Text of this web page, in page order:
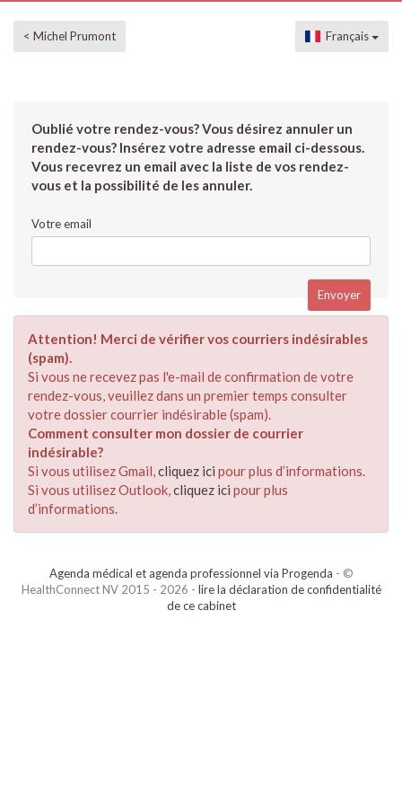
< Michel Prumont Français
Oublié votre rendez-vous? Vous désirez annuler un
rendez-vous? Insérez votre adresse email ci-dessous.
Vous recevrez un email avec la liste de vos rendez-
vous et la possibilité de les annuler.
Votre email
Attention! Merci de vérifier vos courriers indésirables
(spam).
Si vous ne recevez pas l'e-mail de confirmation de votre
rendez-vous, veuillez dans un premier temps consulter
votre dossier courrier indésirable (spam).
Comment consulter mon dossier de courrier
indésirable?
Si vous utilisez Gmail,cliquez ici pour plus d’informations.
Si vous utilisez Outlook,cliquez ici pour plus
d’informations.
Agenda médical et agenda professionnel via Progenda - ©
HealthConnect NV 2015 - 2026 - lire la déclaration de confidentialité
de ce cabinet